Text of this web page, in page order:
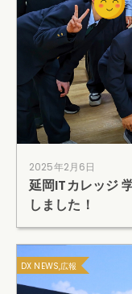
2025年2月6日
延岡ITカレッジ
しました！
DX NEWS,広報